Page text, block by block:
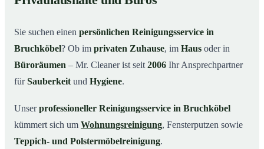
04So einfach funktioniert’s
Typische Anlässe für einen Reinigungsservice
08So arbeitet ein Reinigungsservice in Bruchköbel
wirklich
Sie suchen einen persönlichen Reinigungsservice in
Bruchköbel? Ob im privaten Zuhause, im Haus oder in
Büroräumen – Mr. Cleaner ist seit 2006 Ihr Ansprechpartner
fürSauberkeit und Hygiene.
Unserprofessioneller Reinigungsservice in Bruchköbel
kümmert sich um Wohnungsreinigung, Fensterputzen sowie
Teppich- und Polstermöbelreinigung.